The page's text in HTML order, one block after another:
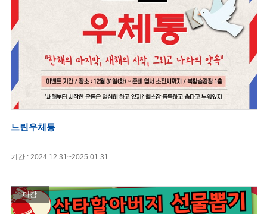
느린우체통
기간 : 2024.12.31~2025.01.31
마감